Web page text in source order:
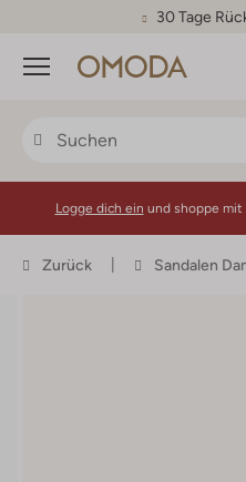
30 Tage
Menü
Logge dich ein und shoppe mit
Zurück Sandalen